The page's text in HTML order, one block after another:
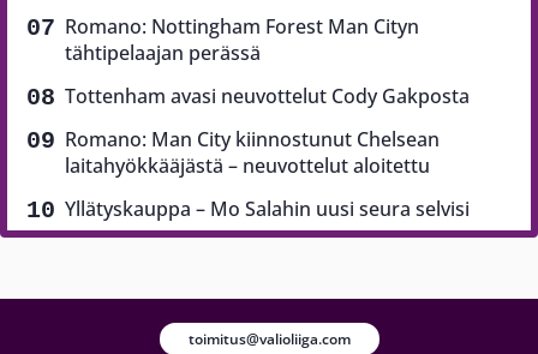
Romano: Nottingham Forest Man Cityn
tähtipelaajan perässä
Tottenham avasi neuvottelut Cody Gakposta
Romano: Man City kiinnostunut Chelsean
laitahyökkääjästä – neuvottelut aloitettu
Yllätyskauppa – Mo Salahin uusi seura selvisi
toimitus@valioliiga.com